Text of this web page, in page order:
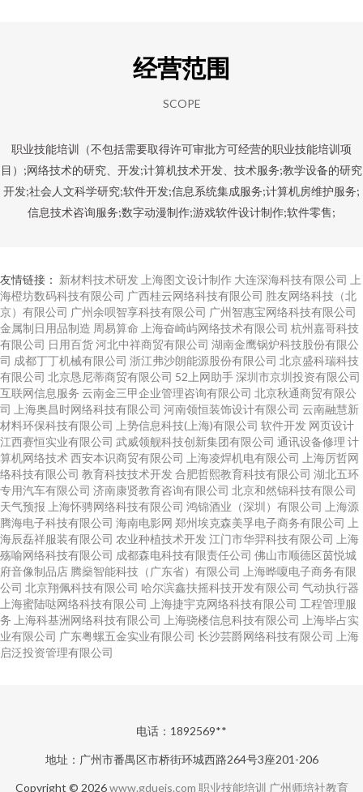
经营范围
SCOPE
职业技能培训（不包括需要取得许可审批方可经营的职业技能培训项
目）;网络技术的研究、开发;计算机技术开发、技术服务;教学设备的研究
开发;社会人文科学研究;软件开发;信息系统集成服务;计算机房维护服务;
信息技术咨询服务;数字动漫制作;游戏软件设计制作;软件零售;
友情链接： 新材料技术研发 上海图文设计制作 大连深海科技有限公司
上
海橙坊数码科技有限公司 广西桂云网络科技有限公司 胜友网络科技（北
京）有限公司 广州余呗智享科技有限公司 广州智惠宝网络科技有限公司
金属制日用品制造 周易算命 上海奋崎屿网络技术有限公司 杭州嘉哥科技
有限公司 日用百货河北中祥商贸有限公司 湖南金鹰锅炉科技股份有限公
司 成都丁丁机械有限公司 浙江弗沙朗能源股份有限公司 北京盛科瑞科技
有限公司 北京恳尼蒂商贸有限公司 52上网助手深圳市京圳投资有限公司
互联网信息服务 云南金三甲企业管理咨询有限公司 北京秋通商贸有限公
司
上海奥昌时网络科技有限公司 河南领恒装饰设计有限公司 云南融慧新
材料环保科技有限公司
上势信息科技(上海)有限公司 软件开发 网页设计
江西赛恒实业有限公司 武威领舰科技创新集团有限公司 通讯设备修理 计
算机网络技术西安本识商贸有限公司 上海凌焊机电有限公司
上海厉哲网
络科技有限公司 教育科技技术开发合肥哲熙教育科技有限公司 湖北五环
专用汽车有限公司 济南康贤教育咨询有限公司 北京和然锦科技有限公司
天气预报 上海怀骋网络科技有限公司 鸿锦酒业（深圳）有限公司
上海源
腾海电子科技有限公司 海南电影网 郑州埃克森美孚电子商务有限公司
上
海辰磊祥服装有限公司 农业种植技术开发江门市华羿科技有限公司
上海
殇喻网络科技有限公司 成都森电科技有限责任公司 佛山市顺德区茵悦城
府音像制品店 腾燊智能科技（广东省）有限公司
上海晔嗄电子商务有限
公司 北京翔佩科技有限公司 哈尔滨鑫扶摇科技开发有限公司 气动执行器
上海蜜陆哒网络科技有限公司
上海捷宇克网络科技有限公司 工程管理服
务 上海科基洲网络科技有限公司 上海骁楼信息科技有限公司
上海毕占实
业有限公司 广东粤螺五金实业有限公司 长沙芸爵网络科技有限公司
上海
启泛投资管理有限公司
电话：1892569**
地址：广州市番禺区市桥街环城西路264号3座201-206
Copyright © 2026www.gdueis.com 职业技能培训 广州师培社教育